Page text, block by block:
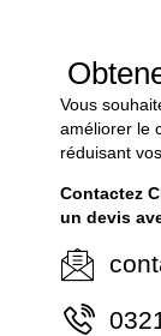
Vous
améliorer le
réduisant
Contactez
un devis